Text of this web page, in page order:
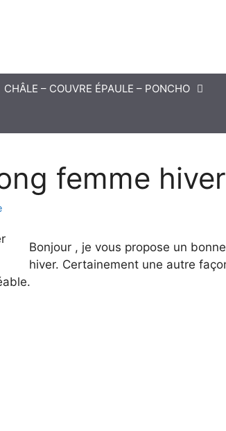
CHÂLE – COUVRE ÉPAULE – PONCHO
femme hiver
Bonjour , je vous propose un
hiver. Certainement une autre